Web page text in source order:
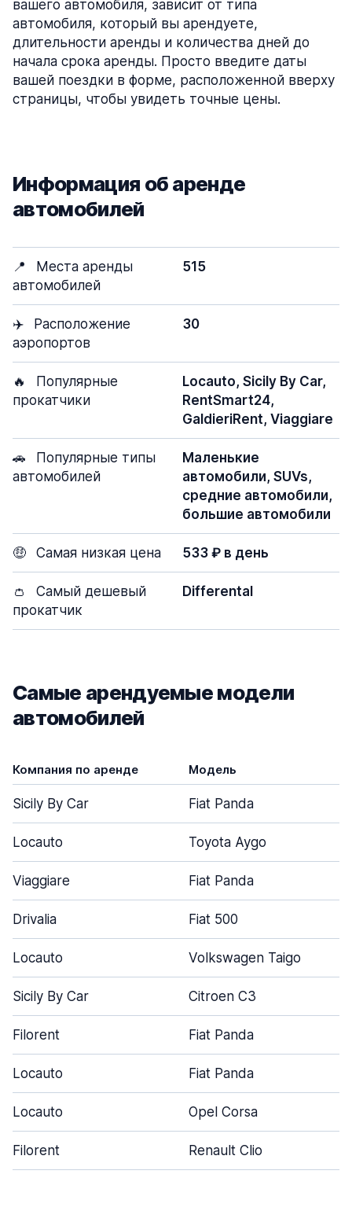
вашего автомобиля, зависит от типа
автомобиля, который вы арендуете,
длительности аренды и количества дней до
начала срока аренды. Просто введите даты
вашей поездки в форме, расположенной вверху
страницы, чтобы увидеть точные цены.
Информация об аренде
автомобилей
📍
Места аренды
автомобилей
515
✈️
Расположение
аэропортов
30
🔥
Популярные
прокатчики
Locauto, Sicily By Car,
RentSmart24,
GaldieriRent, Viaggiare
🚗
Популярные типы
автомобилей
Маленькие
автомобили, SUVs,
средние автомобили,
большие автомобили
🤑 Самая низкая цена 533 ₽ в день
👛
Самый дешевый
прокатчик
Differental
Самые арендуемые модели
автомобилей
Компания по аренде Модель
Sicily By Car Fiat Panda
Locauto Toyota Aygo
Viaggiare Fiat Panda
Drivalia Fiat 500
Locauto Volkswagen Taigo
Sicily By Car Citroen C3
Filorent Fiat Panda
Locauto Fiat Panda
Locauto Opel Corsa
Filorent Renault Clio